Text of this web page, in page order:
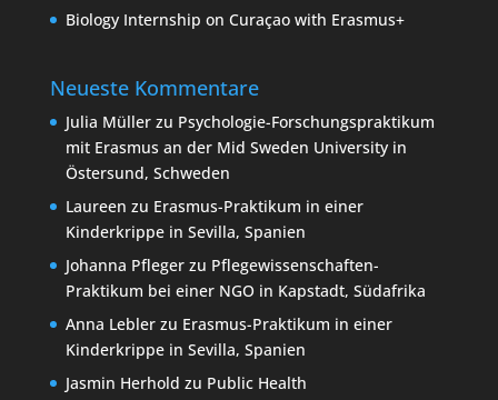
Biology Internship on Curaçao with Erasmus+
Neueste Kommentare
Julia Müllerzu Psychologie-Forschungspraktikum
mit Erasmus an der Mid Sweden University in
Östersund, Schweden
Laureen zu Erasmus-Praktikum in einer
Kinderkrippe in Sevilla, Spanien
Johanna Pflegerzu Pflegewissenschaften-
Praktikum bei einer NGO in Kapstadt, Südafrika
Anna Leblerzu Erasmus-Praktikum in einer
Kinderkrippe in Sevilla, Spanien
Jasmin Herhold zu Public Health